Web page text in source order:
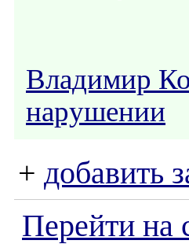
Владимир
нарушении
+ добавить
Перейти на